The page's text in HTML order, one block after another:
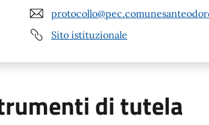
Sito istituzionale
di tutela